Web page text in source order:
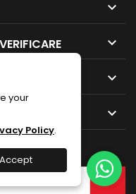




your
Policy.
Accept